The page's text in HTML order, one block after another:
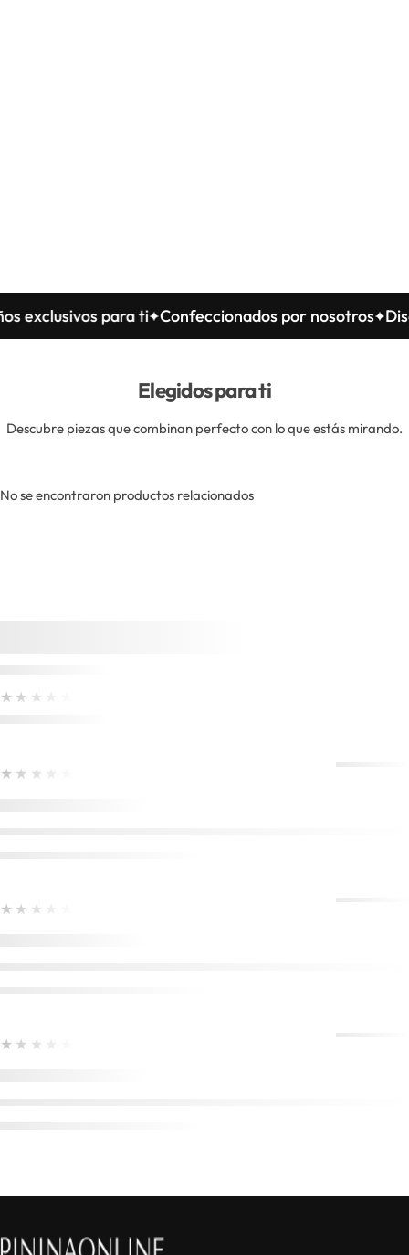
para ti Confeccionados por nosotros
Elegidos para ti
Descubre piezas que combinan perfecto con lo que estás mirando.
No se encontraron productos relacionados
★★★★★
★★★★★
★★★★★
★★★★★